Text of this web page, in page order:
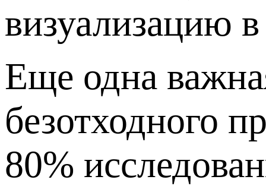
визуализацию
Еще одна
безотходного
80%